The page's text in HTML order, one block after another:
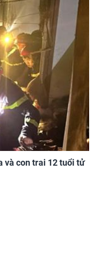
và con trai 12 tuổi tử